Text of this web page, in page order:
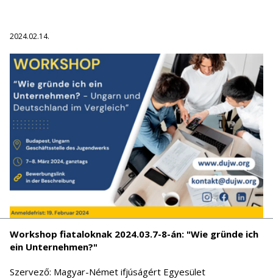
2024.02.14.
Workshop fiataloknak 2024.03.7-8-án: "Wie gründe ich
ein Unternehmen?"
Szervező: Magyar-Német ifjúságért Egyesület